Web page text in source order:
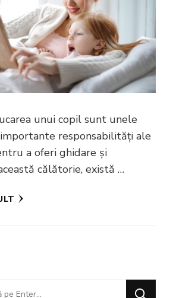
unui copil sunt unele
responsabilități ale
a oferi ghidare și
călătorie, există …